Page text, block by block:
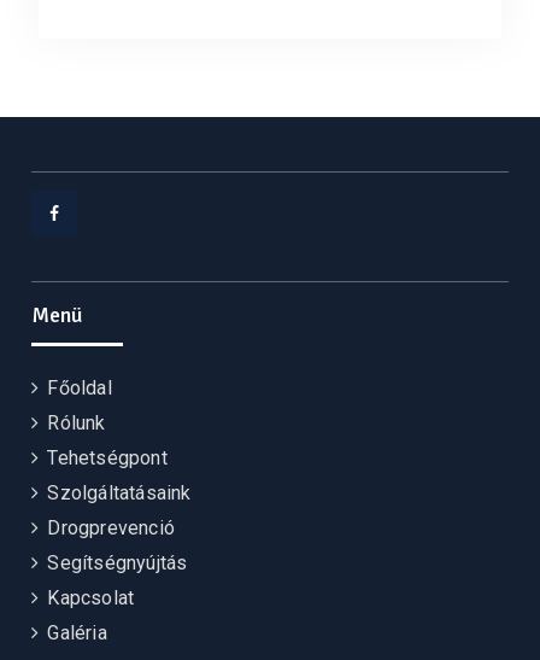
Menü
Főoldal
Rólunk
Tehetségpont
Szolgáltatásaink
Drogprevenció
Segítségnyújtás
Kapcsolat
Galéria